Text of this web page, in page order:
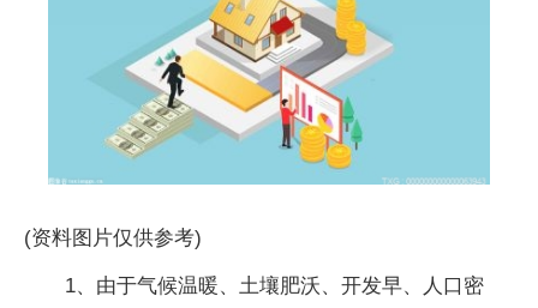
(资料图片仅供参考)
1、由于气候温暖、土壤肥沃、开发早、人口密